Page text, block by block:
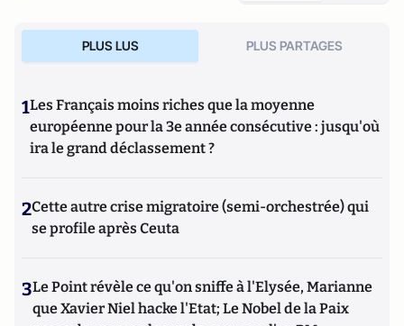
PLUS LUS PLUS PARTAGES
1Les Français moins riches que la moyenne
européenne pour la 3e année consécutive : jusqu'où
ira le grand déclassement ?
2Cette autre crise migratoire (semi-orchestrée) qui
se profile après Ceuta
3Le Point révèle ce qu'on sniffe à l'Elysée, Marianne
que Xavier Niel hacke l'Etat; Le Nobel de la Paix